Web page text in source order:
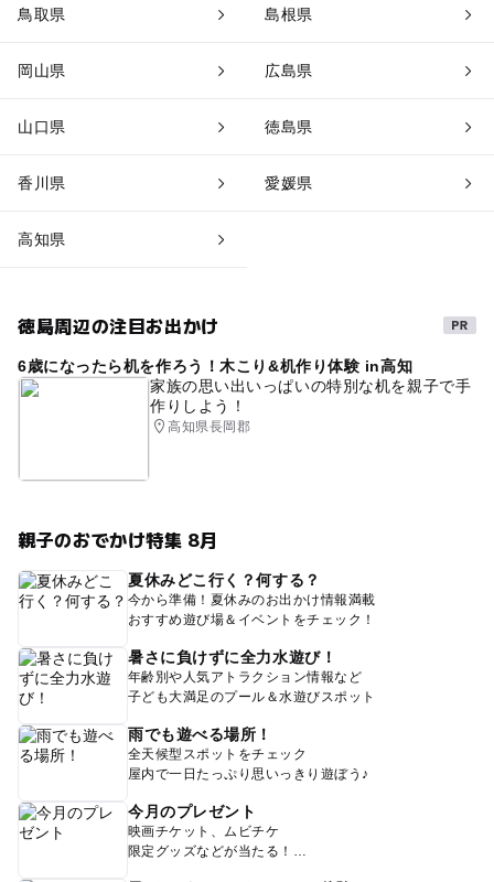
鳥取県 島根県
岡山県 広島県
山口県 徳島県
香川県 愛媛県
高知県
徳島周辺の注目お出かけ
6歳になったら机を作ろう！木こり&机作り体験 in高知
家族の思い出いっぱいの特別な机を親子で手
作りしよう！
高知県長岡郡
親子のおでかけ特集 8月
夏休みどこ行く？何する？
今から準備！夏休みのお出かけ情報満載
おすすめ遊び場＆イベントをチェック！
暑さに負けずに全力水遊び！
年齢別や人気アトラクション情報など
子ども大満足のプール＆水遊びスポット
雨でも遊べる場所！
全天候型スポットをチェック
屋内で一日たっぷり思いっきり遊ぼう♪
今月のプレゼント
映画チケット、ムビチケ
限定グッズなどが当たる！